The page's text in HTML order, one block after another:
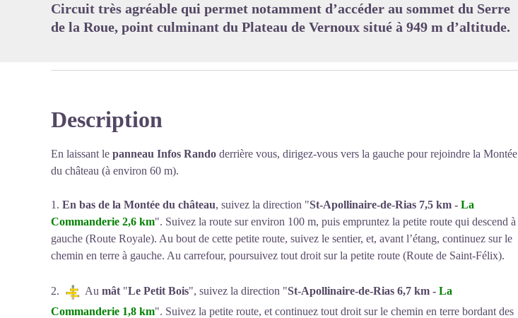
Circuit très agréable qui permet notamment d’accéder au sommet du Serre
de la Roue, point culminant du Plateau de Vernoux situé à 949 m d’altitude.
Description
En laissant le panneau Infos Rando derrière vous, dirigez-vous vers la gauche pour rejoindre la Montée
du château (à environ 60 m).
1. En bas de la Montée du château, suivez la direction "St-Apollinaire-de-Rias 7,5 km - La
Commanderie 2,6 km". Suivez la route sur environ 100 m, puis empruntez la petite route qui descend à
gauche (Route Royale). Au bout de cette petite route, suivez le sentier, et, avant l’étang, continuez sur le
chemin en terre à gauche. Au carrefour, poursuivez tout droit sur la petite route (Route de Saint-Félix).
2. Au mât "Le Petit Bois", suivez la direction "St-Apollinaire-de-Rias 6,7 km - La
Commanderie 1,8 km". Suivez la petite route, et continuez tout droit sur le chemin en terre bordant des